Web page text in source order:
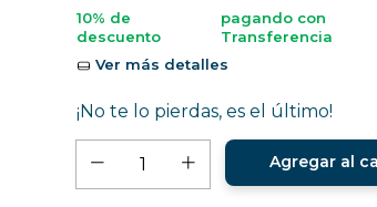
10% de
descuento
pagando con
Transferencia
Ver más detalles
¡No te lo pierdas, es el último!